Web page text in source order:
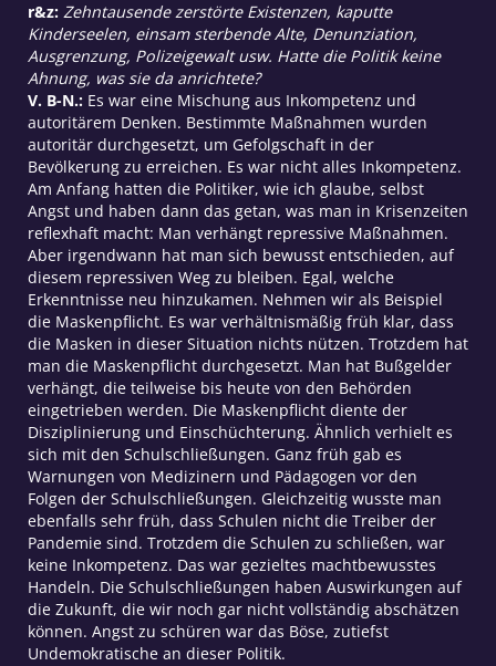
r&z: Zehntausende zerstörte Existenzen, kaputte
Kinderseelen, einsam sterbende Alte, Denunziation,
Ausgrenzung, Polizeigewalt usw. Hatte die Politik keine
Ahnung, was sie da anrichtete?
V. B-N.:Es war eine Mischung aus Inkompetenz und
autoritärem Denken. Bestimmte Maßnahmen wurden
autoritär durchgesetzt, um Gefolgschaft in der
Bevölkerung zu erreichen. Es war nicht alles Inkompetenz.
Am Anfang hatten die Politiker, wie ich glaube, selbst
Angst und haben dann das getan, was man in Krisenzeiten
reflexhaft macht: Man verhängt repressive Maßnahmen.
Aber irgendwann hat man sich bewusst entschieden, auf
diesem repressiven Weg zu bleiben. Egal, welche
Erkenntnisse neu hinzukamen. Nehmen wir als Beispiel
die Maskenpflicht. Es war verhältnismäßig früh klar, dass
die Masken in dieser Situation nichts nützen. Trotzdem hat
man die Maskenpflicht durchgesetzt. Man hat Bußgelder
verhängt, die teilweise bis heute von den Behörden
eingetrieben werden. Die Maskenpflicht diente der
Disziplinierung und Einschüchterung. Ähnlich verhielt es
sich mit den Schulschließungen. Ganz früh gab es
Warnungen von Medizinern und Pädagogen vor den
Folgen der Schulschließungen. Gleichzeitig wusste man
ebenfalls sehr früh, dass Schulen nicht die Treiber der
Pandemie sind. Trotzdem die Schulen zu schließen, war
keine Inkompetenz. Das war gezieltes machtbewusstes
Handeln. Die Schulschließungen haben Auswirkungen auf
die Zukunft, die wir noch gar nicht vollständig abschätzen
können. Angst zu schüren war das Böse, zutiefst
Undemokratische an dieser Politik.